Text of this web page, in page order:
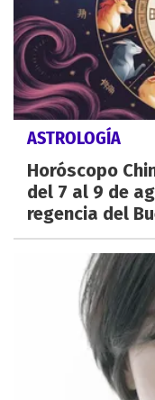
ASTROLOGÍA
Horóscopo
del 7 al 9 de
regencia del